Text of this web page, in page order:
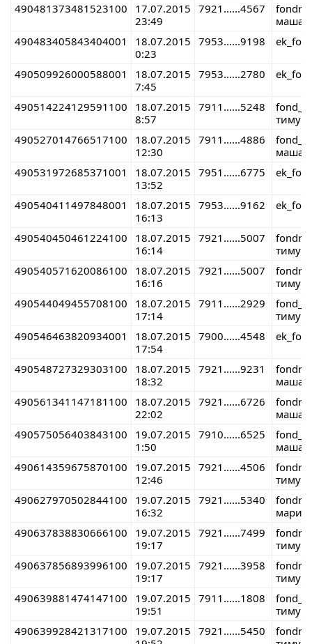
490481373481523100
17.07.2015
23:49
7921......4567
маша
490483405843404001
18.07.2015
0:23
7953......9198
490509926000588001
18.07.2015
7:45
7953......2780
490514224129591100
18.07.2015
8:57
7911......5248
тимур
490527014766517100
18.07.2015
12:30
7911......4886
маша
490531972685371001
18.07.2015
13:52
7951......6775
490540411497848001
18.07.2015
16:13
7953......9162
490540450461224100
18.07.2015
16:14
7921......5007
тимур
490540571620086100
18.07.2015
16:16
7921......5007
тимур
490544049455708100
18.07.2015
17:14
7911......2929
тимур
490546463820934001
18.07.2015
17:54
7900......4548
490548727329303100
18.07.2015
18:32
7921......9231
маша
490561341147181100
18.07.2015
22:02
7921......6726
маша
490575056403843100
19.07.2015
1:50
7910......6525
490614359675870100
19.07.2015
12:46
7921......4506
тимур
490627970502844100
19.07.2015
16:32
7921......5340
мария
490637838830666100
19.07.2015
19:17
7921......7499
тимур
490637856893996100
19.07.2015
19:17
7921......3958
тимур
490639881474147100
19.07.2015
19:51
7911......1808
тимур
490639928421317100
19.07.2015 7921......5450